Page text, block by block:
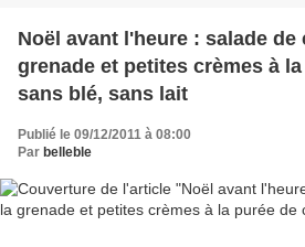
Noël avant l'heure : salade de
grenade et petites crèmes à
sans blé, sans lait
Publié le 09/12/2011 à 08:00
Par belleble